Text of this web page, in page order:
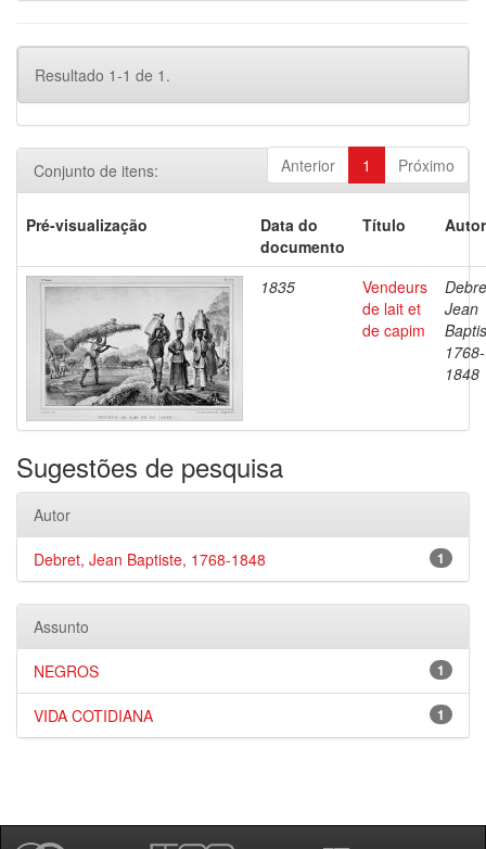
Resultado 1-1 de 1.
Anterior 1 Próximo
Conjunto de itens:
Pré-visualização
Data do
documento
Título
1835
Vendeurs
de lait et
de capim
Jean
1768-
1848
Sugestões de pesquisa
Autor
1
Debret, Jean Baptiste, 1768-1848
Assunto
1
NEGROS
1
VIDA COTIDIANA